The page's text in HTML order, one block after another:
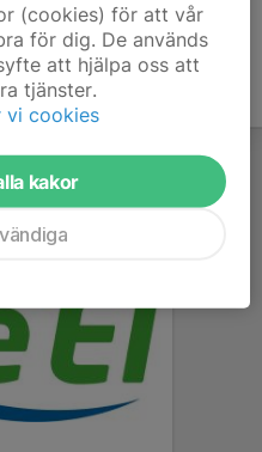
(cookies) för att vår
för dig. De används
att hjälpa oss att
tjänster.
vi cookies
kakor